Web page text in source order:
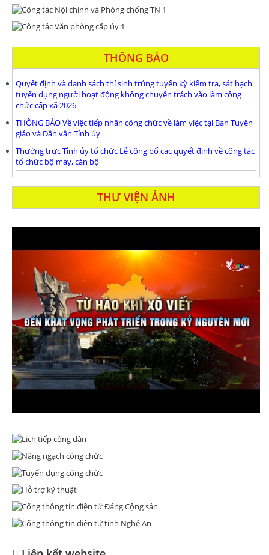
THÔNG BÁO
Quyết định và danh sách thí sinh trúng tuyển kỳ kiểm tra, sát hạch
tuyển dụng người hoạt động không chuyên trách vào làm công
chức cấp xã 2026
THÔNG BÁO Về việc tiếp nhận công chức về làm việc tại Ban Tuyên
giáo và Dân vận Tỉnh ủy
Thường trưc Tỉnh ủy tổ chức Lễ công bố các quyết định về công tác
tổ chức bộ máy, cán bộ
THƯ VIỆN ẢNH